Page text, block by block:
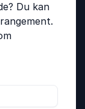
Du kan